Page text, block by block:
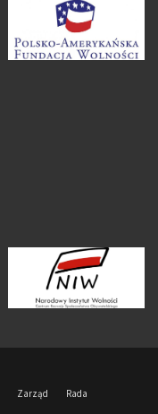
Zarząd
Rada